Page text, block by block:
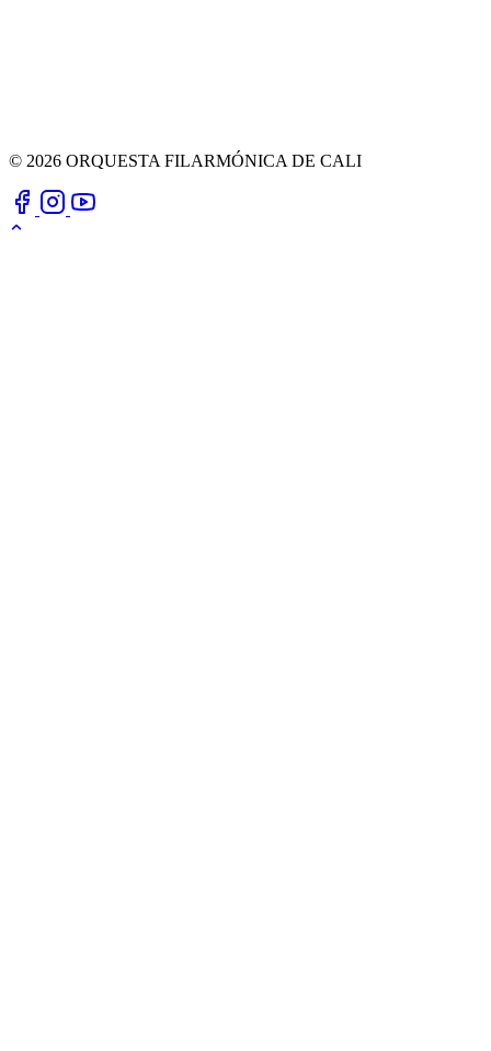
© 2026 ORQUESTA FILARMÓNICA DE CALI